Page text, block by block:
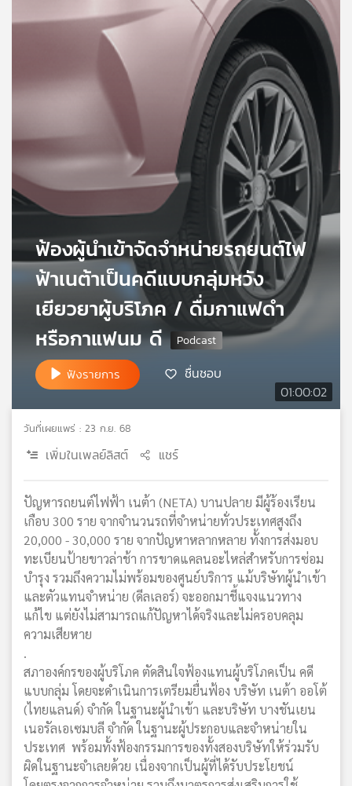
กับ
วิทยุ
พี
บี
เอส
แผนที่
01:00:02
ฟ้องผู้นำเข้าจัดจำหน่ายรถยนต์ไฟ
ฟ้าเนต้าเป็นคดีแบบกลุ่มหวัง
เยียวยาผู้บริโภค / ดื่มกาแฟดำ
หรือกาแฟนม ดี
ฟังรายการ ชื่นชอบ
วันที่เผยแพร่ : 23 ก.ย. 68
เพิ่มในเพลย์ลิสต์ แชร์
ปัญหารถยนต์ไฟฟ้า เนต้า (NETA) บานปลาย มีผู้ร้องเรียน
เกือบ 300 ราย จากจำนวนรถที่จำหน่ายทั่วประเทศสูงถึง
20,000 - 30,000 ราย จากปัญหาหลากหลาย ทั้งการส่งมอบ
ทะเบียนป้ายขาวล่าช้า การขาดแคลนอะไหล่สำหรับการซ่อม
บำรุง รวมถึงความไม่พร้อมของศูนย์บริการ แม้บริษัทผู้นำเข้า
และตัวแทนจำหน่าย (ดีลเลอร์) จะออกมาชี้แจงแนวทาง
แก้ไข แต่ยังไม่สามารถแก้ปัญหาได้จริงและไม่ครอบคลุม
ความเสียหาย
.
สภาองค์กรของผู้บริโภค ตัดสินใจฟ้องแทนผู้บริโภคเป็น คดี
แบบกลุ่ม โดยจะดำเนินการเตรียมยื่นฟ้อง บริษัท เนต้า ออโต้
(ไทยแลนด์) จำกัด ในฐานะผู้นำเข้า และบริษัท บางชันเยน
เนอรัลเอเซมบลี จำกัด ในฐานะผู้ประกอบและจำหน่ายใน
ประเทศ พร้อมทั้งฟ้องกรรมการของทั้งสองบริษัทให้ร่วมรับ
ผิดในฐานะจำเลยด้วย เนื่องจากเป็นผู้ที่ได้รับประโยชน์